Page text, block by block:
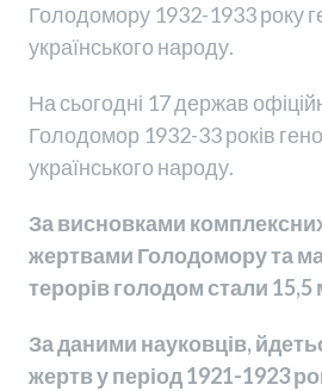
Голодомору 1932-1933 року
українського народу.
На сьогодні 17 держав
Голодомор 1932-33 років
українського народу.
За висновками
жертвами Голодомору та
терорів голодом стали 15,5
За даними науковців,
жертв у період 1921-1923